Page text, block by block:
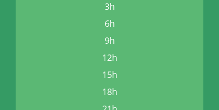
3h
6h
9h
12h
15h
18h